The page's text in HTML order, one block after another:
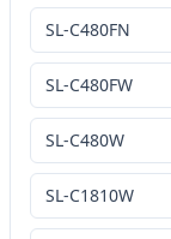
SL-C480FN
SL-C480FW
SL-C480W
SL-C1810W